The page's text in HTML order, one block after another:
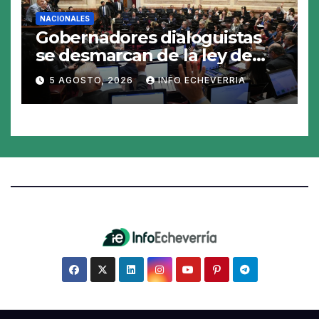
NACIONALES
Gobernadores dialoguistas
se desmarcan de la ley de
Tierras y ponen en jaque su
tratamiento en el Senado
5 AGOSTO, 2026 INFO ECHEVERRIA